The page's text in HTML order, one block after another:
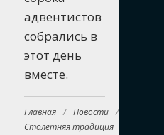
адвентистов
собрались в
этот день
вместе.
Главная / Новости /
Столетняя традиция